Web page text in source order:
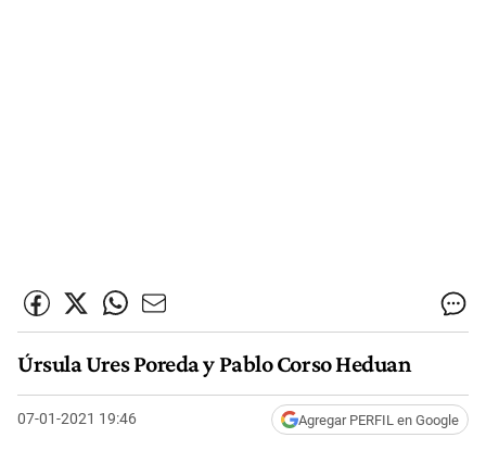
Úrsula Ures Poreda y Pablo Corso Heduan
07-01-2021 19:46 Agregar PERFIL en Google